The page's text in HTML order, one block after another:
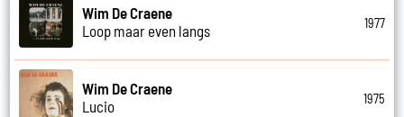
Wim De Craene
Loop maar even langs
1977
Wim De Craene
Lucio
1975